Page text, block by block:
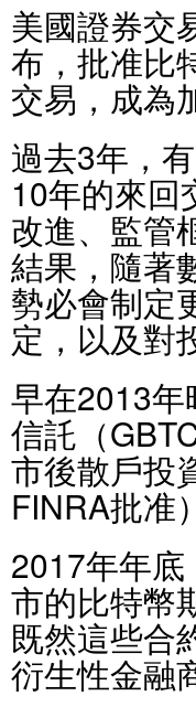
美國證券交
布，批准比
交易，成為
過去3年，
10年的來回
改進、監管
結果，隨著
勢必會制定
定，以及對
早在2013
信託（
市後散戶投
FINRA批准
2017年年
市的比特幣
既然這些合
衍生性金融